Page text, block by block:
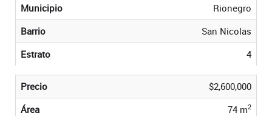
Municipio
Rionegro
Barrio
San Nicolas
Estrato
4
Precio
$2,600,000
Área
74 m2